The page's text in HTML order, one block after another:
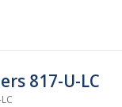
817-U-LC